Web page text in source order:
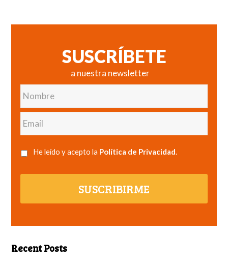
SUSCRÍBETE
a nuestra newsletter
Nombre
Email
He leído y acepto la Política de Privacidad.
SUSCRIBIRME
Recent Posts